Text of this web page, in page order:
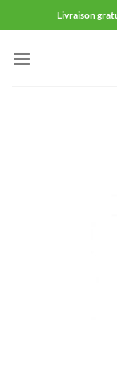
au
contenu
Livraison